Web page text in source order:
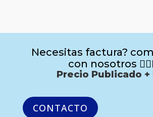
Necesitas factura?
con nosotros
Precio Publicado +
CONTACTO